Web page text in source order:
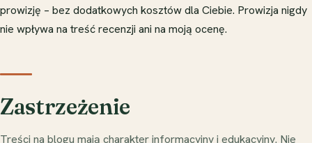
prowizję – bez dodatkowych kosztów dla Ciebie. Prowizja nigdy
nie wpływa na treść recenzji ani na moją ocenę.
Zastrzeżenie
Treści na blogu mają charakter informacyjny i edukacyjny. Nie